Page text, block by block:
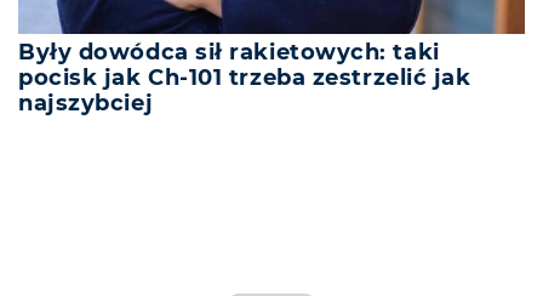
Były dowódca sił rakietowych: taki
pocisk jak Ch-101 trzeba zestrzelić jak
najszybciej